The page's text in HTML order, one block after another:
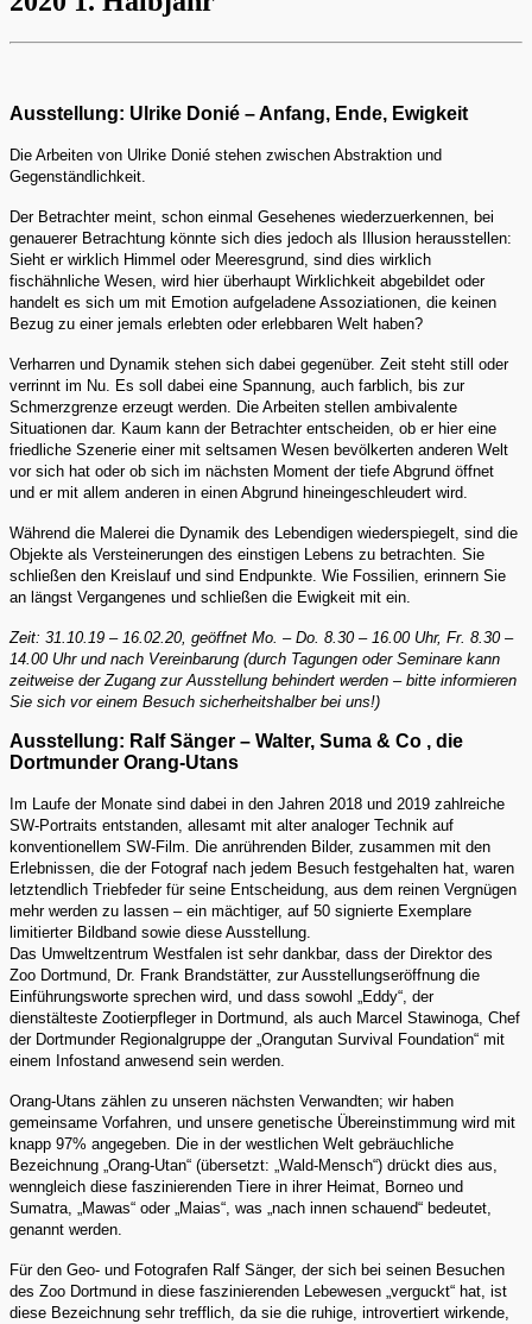
Ausstellung: Ulrike Donié – Anfang, Ende, Ewigkeit
Die Arbeiten von Ulrike Donié stehen zwischen Abstraktion und
Gegenständlichkeit.
Der Betrachter meint, schon einmal Gesehenes wiederzuerkennen, bei
genauerer Betrachtung könnte sich dies jedoch als Illusion herausstellen:
Sieht er wirklich Himmel oder Meeresgrund, sind dies wirklich
fischähnliche Wesen, wird hier überhaupt Wirklichkeit abgebildet oder
handelt es sich um mit Emotion aufgeladene Assoziationen, die keinen
Bezug zu einer jemals erlebten oder erlebbaren Welt haben?
Verharren und Dynamik stehen sich dabei gegenüber. Zeit steht still oder
verrinnt im Nu. Es soll dabei eine Spannung, auch farblich, bis zur
Schmerzgrenze erzeugt werden. Die Arbeiten stellen ambivalente
Situationen dar. Kaum kann der Betrachter entscheiden, ob er hier eine
friedliche Szenerie einer mit seltsamen Wesen bevölkerten anderen Welt
vor sich hat oder ob sich im nächsten Moment der tiefe Abgrund öffnet
und er mit allem anderen in einen Abgrund hineingeschleudert wird.
Während die Malerei die Dynamik des Lebendigen wiederspiegelt, sind die
Objekte als Versteinerungen des einstigen Lebens zu betrachten. Sie
schließen den Kreislauf und sind Endpunkte. Wie Fossilien, erinnern Sie
an längst Vergangenes und schließen die Ewigkeit mit ein.
Zeit: 31.10.19 – 16.02.20, geöffnet Mo. – Do. 8.30 – 16.00 Uhr, Fr. 8.30 –
14.00 Uhr und nach Vereinbarung (durch Tagungen oder Seminare kann
zeitweise der Zugang zur Ausstellung behindert werden – bitte informieren
Sie sich vor einem Besuch sicherheitshalber bei uns!)
Ausstellung: Ralf Sänger – Walter, Suma & Co , die
Dortmunder Orang-Utans
Im Laufe der Monate sind dabei in den Jahren 2018 und 2019 zahlreiche
SW-Portraits entstanden, allesamt mit alter analoger Technik auf
konventionellem SW-Film. Die anrührenden Bilder, zusammen mit den
Erlebnissen, die der Fotograf nach jedem Besuch festgehalten hat, waren
letztendlich Triebfeder für seine Entscheidung, aus dem reinen Vergnügen
mehr werden zu lassen – ein mächtiger, auf 50 signierte Exemplare
limitierter Bildband sowie diese Ausstellung.
Das Umweltzentrum Westfalen ist sehr dankbar, dass der Direktor des
Zoo Dortmund, Dr. Frank Brandstätter, zur Ausstellungseröffnung die
Einführungsworte sprechen wird, und dass sowohl „Eddy“, der
dienstälteste Zootierpfleger in Dortmund, als auch Marcel Stawinoga, Chef
der Dortmunder Regionalgruppe der „Orangutan Survival Foundation“ mit
einem Infostand anwesend sein werden.
Orang-Utans zählen zu unseren nächsten Verwandten; wir haben
gemeinsame Vorfahren, und unsere genetische Übereinstimmung wird mit
knapp 97% angegeben. Die in der westlichen Welt gebräuchliche
Bezeichnung „Orang-Utan“ (übersetzt: „Wald-Mensch“) drückt dies aus,
wenngleich diese faszinierenden Tiere in ihrer Heimat, Borneo und
Sumatra, „Mawas“ oder „Maias“, was „nach innen schauend“ bedeutet,
genannt werden.
Für den Geo- und Fotografen Ralf Sänger, der sich bei seinen Besuchen
des Zoo Dortmund in diese faszinierenden Lebewesen „verguckt“ hat, ist
diese Bezeichnung sehr trefflich, da sie die ruhige, introvertiert wirkende,